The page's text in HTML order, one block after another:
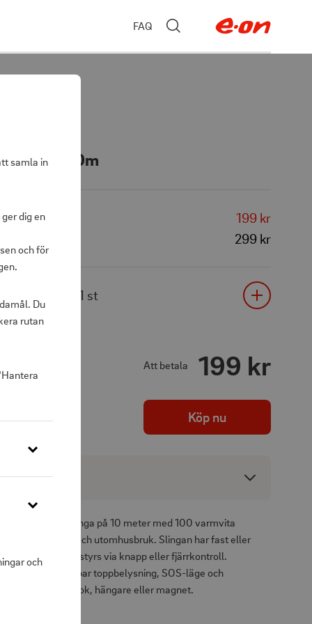
samla in
dig en
och för
Du
rutan
och
FAQ
Rondo 10m
199 kr
299 kr
1 st
Att betala 199 kr
Köp nu
ljusslinga på 10 meter med 100 varmvita
för camping och utomhusbruk. Slingan har fast eller
(4/6/8 h) och styrs via knapp eller fjärrkontroll.
dimbar toppbelysning, SOS-läge och
enkelt med krok, hängare eller magnet.